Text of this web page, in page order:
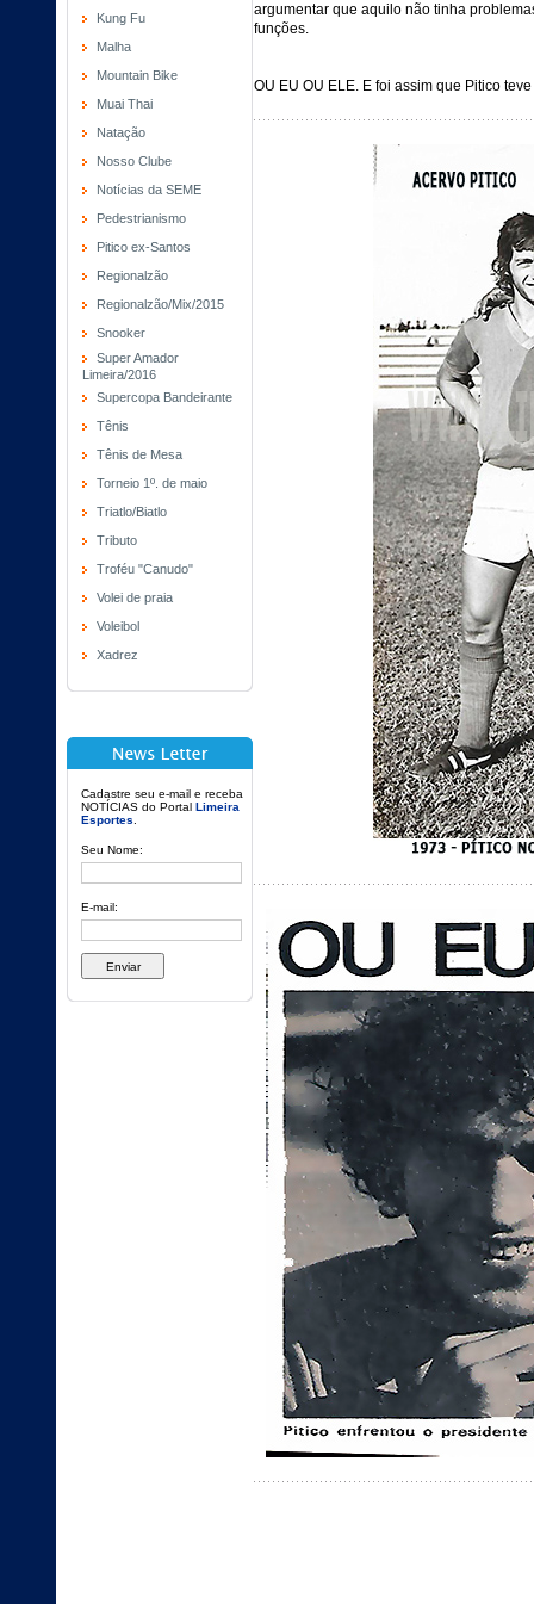
Kung Fu
Malha
Mountain Bike
Muai Thai
Natação
Nosso Clube
Notícias da SEME
Pedestrianismo
Pitico ex-Santos
Regionalzão
Regionalzão/Mix/2015
Snooker
Super Amador
Limeira/2016
Supercopa Bandeirante
Tênis
Tênis de Mesa
Torneio 1º. de maio
Triatlo/Biatlo
Tributo
Troféu "Canudo"
Volei de praia
Voleibol
Xadrez
Cadastre seu e-mail e receba
NOTÍCIAS do Portal Limeira
Esportes
Seu Nome:
E-mail:
argumentar que aquilo não tinha
funções.
OU EU OU ELE. E foi assim que Pitico